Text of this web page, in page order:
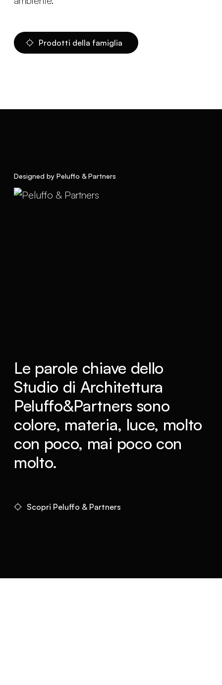
Prodotti della famiglia
Designed by Peluffo & Partners
Le parole chiave dello
Studio di Architettura
Peluffo&Partners sono
colore, materia, luce, molto
con poco, mai poco con
molto.
Scopri Peluffo & Partners